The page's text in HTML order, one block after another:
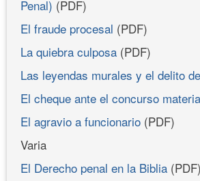
Penal) (PDF)
El fraude procesal (PDF)
La quiebra culposa (PDF)
Las leyendas murales y el delito
El cheque ante el concurso
El agravio a funcionario (PDF)
Varia
El Derecho penal en la Biblia (PDF)